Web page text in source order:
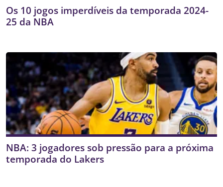
Os 10 jogos imperdíveis da temporada 2024-
25 da NBA
NBA: 3 jogadores sob pressão para a próxima
temporada do Lakers